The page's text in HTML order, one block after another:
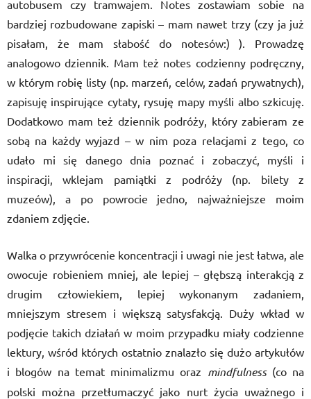
autobusem czy tramwajem. Notes zostawiam sobie na
bardziej rozbudowane zapiski – mam nawet trzy (czy ja już
pisałam, że mam słabość do notesów:) ). Prowadzę
analogowo dziennik. Mam też notes codzienny podręczny,
w którym robię listy (np. marzeń, celów, zadań prywatnych),
zapisuję inspirujące cytaty, rysuję mapy myśli albo szkicuję.
Dodatkowo mam też dziennik podróży, który zabieram ze
sobą na każdy wyjazd – w nim poza relacjami z tego, co
udało mi się danego dnia poznać i zobaczyć, myśli i
inspiracji, wklejam pamiątki z podróży (np. bilety z
muzeów), a po powrocie jedno, najważniejsze moim
zdaniem zdjęcie.
Walka o przywrócenie koncentracji i uwagi nie jest łatwa, ale
owocuje robieniem mniej, ale lepiej – głębszą interakcją z
drugim człowiekiem, lepiej wykonanym zadaniem,
mniejszym stresem i większą satysfakcją. Duży wkład w
podjęcie takich działań w moim przypadku miały codzienne
lektury, wśród których ostatnio znalazło się dużo artykułów
i blogów na temat minimalizmu oraz mindfulness(co na
polski można przetłumaczyć jako nurt życia uważnego i